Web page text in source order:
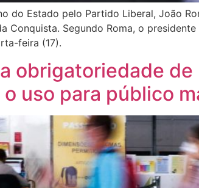
do Estado pelo Partido Liberal, João
Conquista. Segundo Roma, o
feira (17).
obrigatoriedade
uso para público